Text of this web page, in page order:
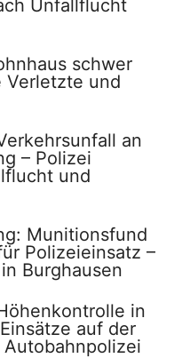
Unfallflucht
schwer
Verletzte und
an
– Polizei
und
Munitionsfund
Polizeieinsatz –
Burghausen
in
auf der